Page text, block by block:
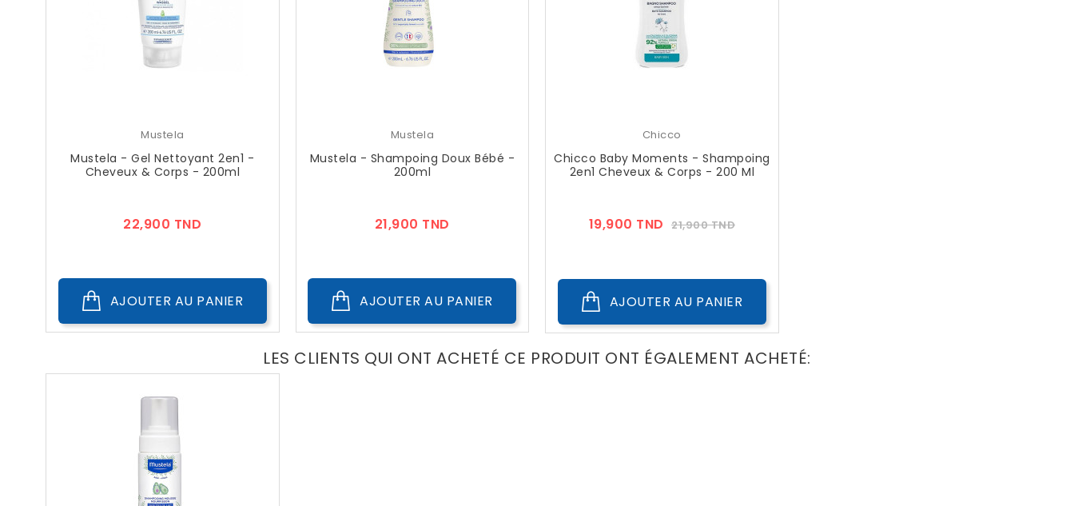
Mustela
Mustela - Gel Nettoyant 2en1 -
Cheveux & Corps - 200ml
22,900 TND
AJOUTER AU PANIER
Mustela
Mustela - Shampoing Doux Bébé -
200ml
21,900 TND
AJOUTER AU PANIER
Chicco
Chicco Baby Moments - Shampoing
2en1 Cheveux & Corps - 200 Ml
19,900 TND Prix
21,900 TNDPrix
AJOUTER AU PANIER
LES CLIENTS QUI ONT ACHETÉ CE PRODUIT ONT ÉGALEMENT ACHETÉ: